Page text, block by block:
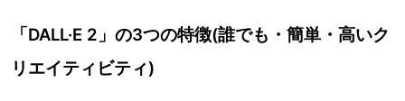
「DALL·E 2」の3つの特徴(誰でも・簡単・高いク
リエイティビティ)